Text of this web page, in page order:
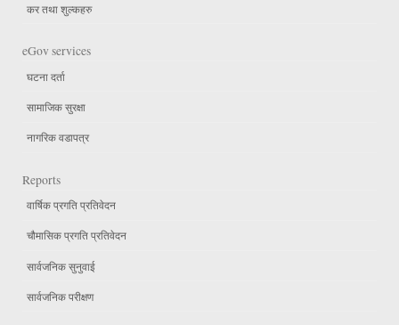
कर तथा शुल्कहरु
eGov services
घटना दर्ता
सामाजिक सुरक्षा
नागरिक वडापत्र
Reports
वार्षिक प्रगति प्रतिवेदन
चौमासिक प्रगति प्रतिवेदन
सार्वजनिक सुनुवाई
सार्वजनिक परीक्षण